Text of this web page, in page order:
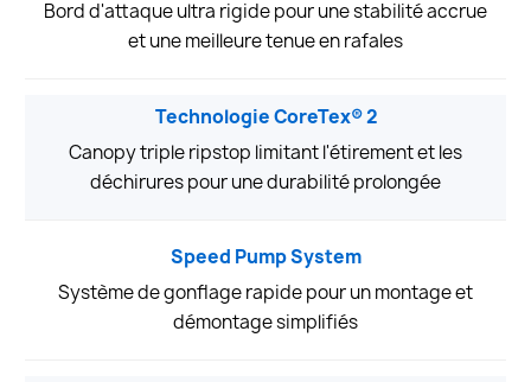
Bord d'attaque ultra rigide pour une stabilité accrue
et une meilleure tenue en rafales
Technologie CoreTex® 2
Canopy triple ripstop limitant l'étirement et les
déchirures pour une durabilité prolongée
Speed Pump System
Système de gonflage rapide pour un montage et
démontage simplifiés